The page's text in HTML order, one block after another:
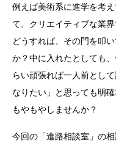
例えば美術系に進学を考
て、クリエイティブな業
どうすれば、その門を叩
か？中に入れたとしても
らい頑張れば一人前とし
なりたい」と思っても明
もやもやしませんか？
今回の「進路相談室」の